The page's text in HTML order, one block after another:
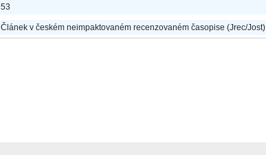
53
Článek v českém neimpaktovaném recenzovaném časopise (Jrec/Jost)